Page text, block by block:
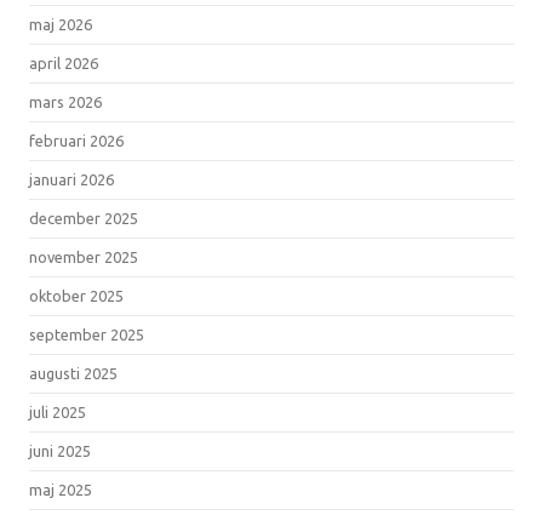
maj 2026
april 2026
mars 2026
februari 2026
januari 2026
december 2025
november 2025
oktober 2025
september 2025
augusti 2025
juli 2025
juni 2025
maj 2025